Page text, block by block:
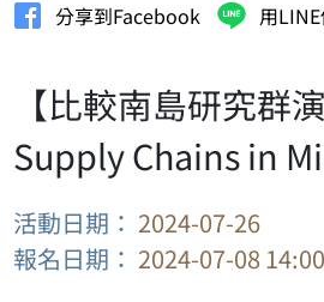
分享到Facebook 用
【比較南島研究
Supply Chains in
活動日期： 2024-07-26
報名日期： 2024-07-08